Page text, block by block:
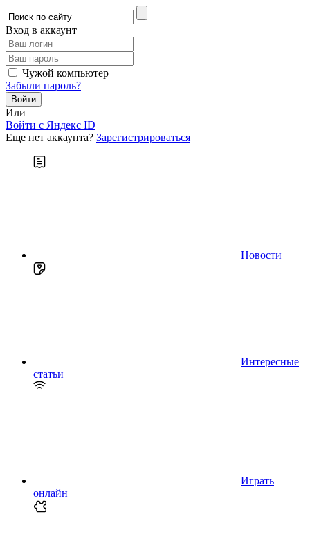
Вход в аккаунт
Чужой компьютер
Забыли пароль?
Или
Войти c Яндекс ID
Еще нет аккаунта? Зарегистрироваться
Новости
Интересные
статьи
Играть
онлайн